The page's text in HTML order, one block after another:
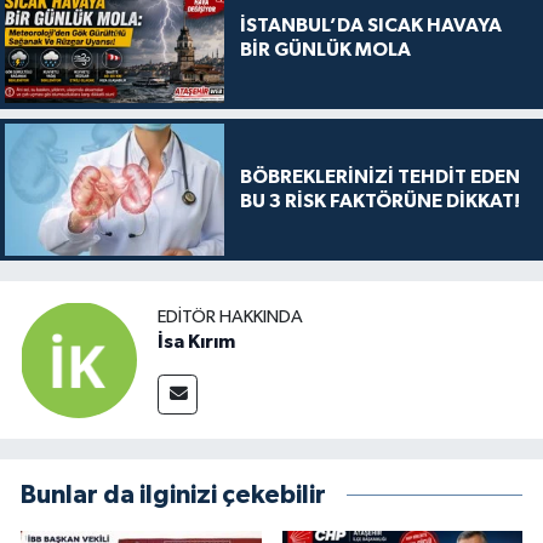
İSTANBUL’DA SICAK HAVAYA
BİR GÜNLÜK MOLA
BÖBREKLERİNİZİ TEHDİT EDEN
BU 3 RİSK FAKTÖRÜNE DİKKAT!
EDITÖR HAKKINDA
İsa Kırım
Bunlar da ilginizi çekebilir